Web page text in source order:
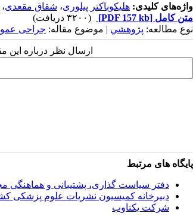
واژه‌های کلیدی: هلیکوباکتر پیلوری، شقاق مقعدی،
متن کامل [PDF 157 kb]
(۳۲۰۰ دریافت)
نوع مطالعه: پژوهشي | موضوع مقاله: جراحی
ارسال نظر درباره این
پایگاه های مرتبط
دفتر سیاست گذاری، پشتیبانی و هماهنگی
دبیرخانه کمیسیون نشریات علوم پزشکی
شرکت یکتاوب